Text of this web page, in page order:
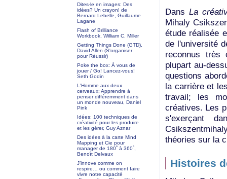
Dites-le en images: Des
idées? Un crayon! de
Bernard Lebelle, Guillaume
Lagane
Flash of Brilliance
Workbook, William C. Miller
Getting Things Done (GTD),
David Allen (S'organiser
pour Réussir)
Poke the box: À vous de
jouer / Go! Lancez-vous!
Seth Godin
L'Homme aux deux
cerveaux: Apprendre à
penser différemment dans
un monde nouveau, Daniel
Pink
Idées: 100 techniques de
créativité pour les produire
et les gérer, Guy Aznar
Des idées à la carte Mind
Mapping et Cie pour
manager de 180˚ à 360˚,
Benoît Delvaux
J’innove comme on
respire… ou comment faire
vivre notre capacité
DansLa
Mihaly
étude réalisée
de l'université
reconnus très
plupart au-
questions
la carrière et
travail; les
créatives. Les
s'exerçant
théories sur la
Histoires